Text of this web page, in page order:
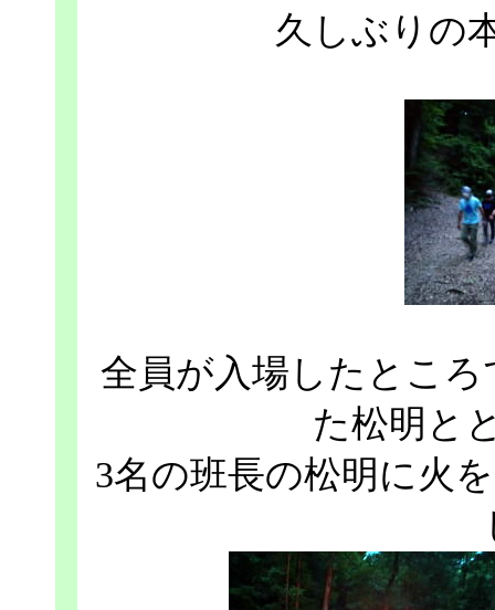
久しぶりの
全員が入場したとこ
た松明と
3名の班長の松明に火